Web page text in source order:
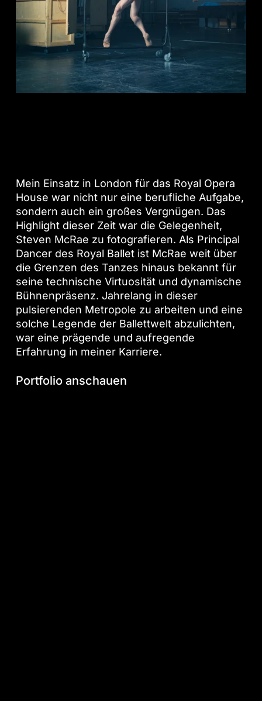
Mein Einsatz in London für das Royal Opera
House war nicht nur eine berufliche Aufgabe,
sondern auch ein großes Vergnügen. Das
Highlight dieser Zeit war die Gelegenheit,
Steven McRae zu fotografieren. Als Principal
Dancer des Royal Ballet ist McRae weit über
die Grenzen des Tanzes hinaus bekannt für
seine technische Virtuosität und dynamische
Bühnenpräsenz. Jahrelang in dieser
pulsierenden Metropole zu arbeiten und eine
solche Legende der Ballettwelt abzulichten,
war eine prägende und aufregende
Erfahrung in meiner Karriere.
Portfolio anschauen